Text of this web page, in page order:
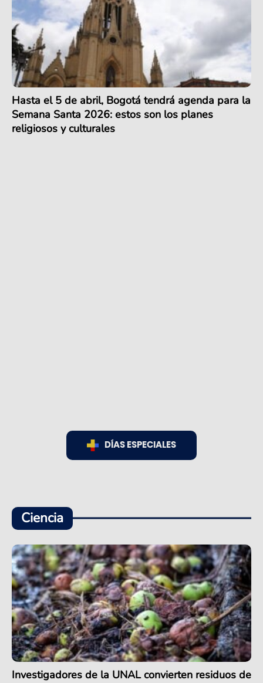
Hasta el 5 de abril, Bogotá tendrá agenda para la
Semana Santa 2026: estos son los planes
religiosos y culturales
DÍAS ESPECIALES
Ciencia
Investigadores de la UNAL convierten residuos de